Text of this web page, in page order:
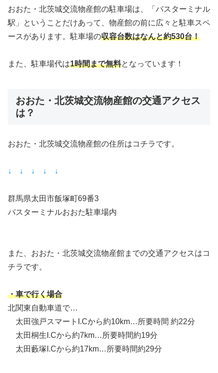
おおた・北茨城交流物産館の駐車場は、「バスターミナル
駅」ということだけあって、物産館の前に広々と駐車スペ
ースがあります。駐車場の収容台数はなんと約530台！
また、駐車場代は1時間まで無料となっています！
おおた・北茨城交流物産館の交通アクセス
は？
おおた・北茨城交流物産館の住所はコチラです。
↓ ↓ ↓ ↓ ↓
群馬県太田市飯塚町69番3
バスターミナルおおた駐車場内
また、おおた・北茨城交流物産館までの交通アクセスはコ
チラです。
・車で行く場合
北関東自動車道で…
太田強戸スマートI.Cから約10km…所要時間 約22分
太田桐生I.Cから約7km…所要時間約19分
太田藪塚I.Cから約17km…所要時間約29分